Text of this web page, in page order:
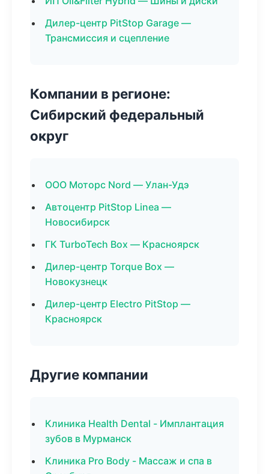
Дилер-центр PitStop Garage —
Трансмиссия и сцепление
Компании в регионе:
Сибирский федеральный
округ
ООО Моторс Nord — Улан-Удэ
Автоцентр PitStop Linea —
Новосибирск
ГК TurboTech Box — Красноярск
Дилер-центр Torque Box —
Новокузнецк
Дилер-центр Electro PitStop —
Красноярск
Другие компании
Клиника Health Dental - Имплантация
зубов в Мурманск
Клиника Pro Body - Массаж и спа в